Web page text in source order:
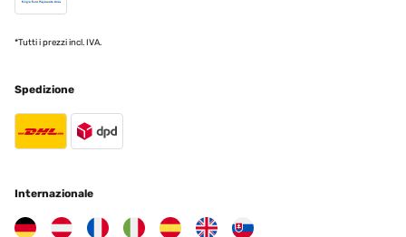
Tradurre
und Farbe. Zusammenbau war auch kein Problem Nur eins ,
besorgt euch einen anderen Zusteller er ist alles andere als
zuverlässig. Als er kommen sollte kam er nicht neuer Termin ein
Tradurre
*Tutti i prezzi incl. IVA.
Spedizione
Internazionale